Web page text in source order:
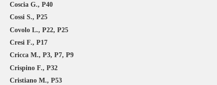
Coscia G., P40
Cossi S., P25
Covolo L., P22, P25
Cresi F., P17
Cricca M., P3, P7, P9
Crispino F., P32
Cristiano M., P53